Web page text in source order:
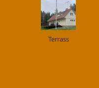
Terrass